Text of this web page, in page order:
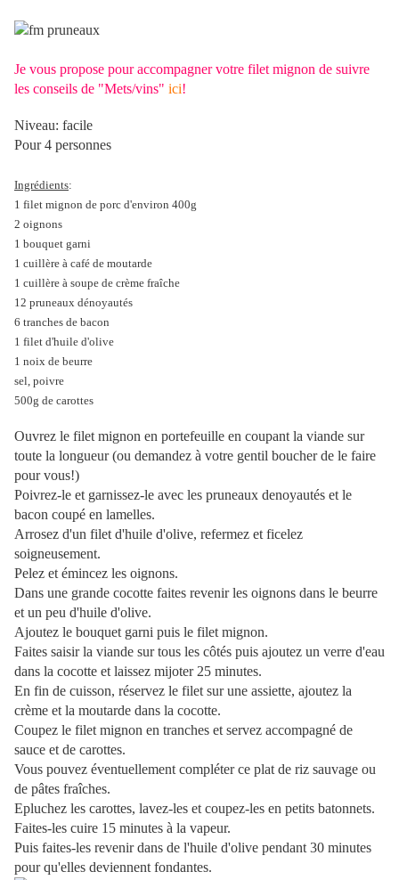
Je vous propose pour accompagner votre filet mignon de suivre
les conseils de "Mets/vins" ici!
Niveau: facile
Pour 4 personnes
Ingrédients:
1 filet mignon de porc d'environ 400g
2 oignons
1 bouquet garni
1 cuillère à café de moutarde
1 cuillère à soupe de crème fraîche
12 pruneaux dénoyautés
6 tranches de bacon
1 filet d'huile d'olive
1 noix de beurre
sel, poivre
500g de carottes
Ouvrez le filet mignon en portefeuille en coupant la viande sur
toute la longueur (ou demandez à votre gentil boucher de le faire
pour vous!)
Poivrez-le et garnissez-le avec les pruneaux denoyautés et le
bacon coupé en lamelles.
Arrosez d'un filet d'huile d'olive, refermez et ficelez
soigneusement.
Pelez et émincez les oignons.
Dans une grande cocotte faites revenir les oignons dans le beurre
et un peu d'huile d'olive.
Ajoutez le bouquet garni puis le filet mignon.
Faites saisir la viande sur tous les côtés puis ajoutez un verre d'eau
dans la cocotte et laissez mijoter 25 minutes.
En fin de cuisson, réservez le filet sur une assiette, ajoutez la
crème et la moutarde dans la cocotte.
Coupez le filet mignon en tranches et servez accompagné de
sauce et de carottes.
Vous pouvez éventuellement compléter ce plat de riz sauvage ou
de pâtes fraîches.
Epluchez les carottes, lavez-les et coupez-les en petits batonnets.
Faites-les cuire 15 minutes à la vapeur.
Puis faites-les revenir dans de l'huile d'olive pendant 30 minutes
pour qu'elles deviennent fondantes.